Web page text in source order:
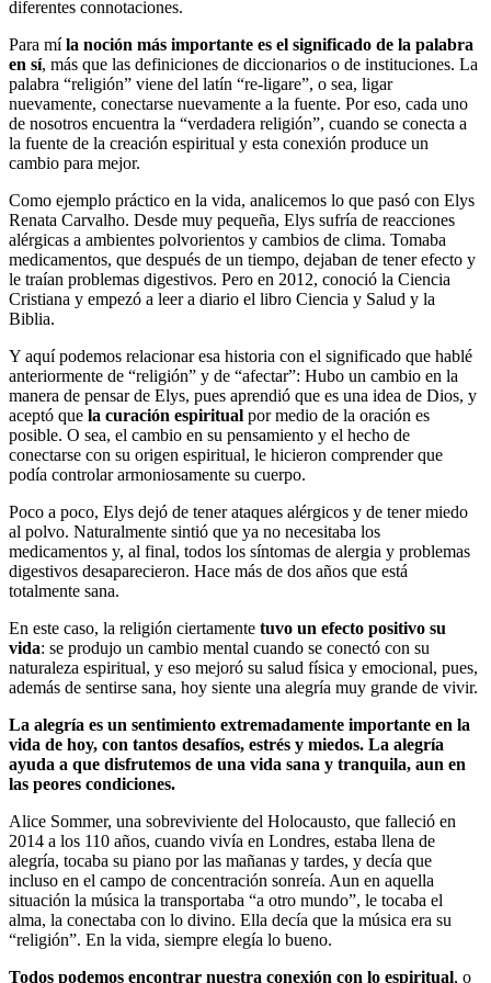
diferentes connotaciones.
Para míla noción más importante es el significado de la palabra
en sí, más que las definiciones de diccionarios o de instituciones. La
palabra “religión” viene del latín “re-ligare”, o sea, ligar
nuevamente, conectarse nuevamente a la fuente. Por eso, cada uno
de nosotros encuentra la “verdadera religión”, cuando se conecta a
la fuente de la creación espiritual y esta conexión produce un
cambio para mejor.
Como ejemplo práctico en la vida, analicemos lo que pasó con Elys
Renata Carvalho. Desde muy pequeña, Elys sufría de reacciones
alérgicas a ambientes polvorientos y cambios de clima. Tomaba
medicamentos, que después de un tiempo, dejaban de tener efecto y
le traían problemas digestivos. Pero en 2012, conoció la Ciencia
Cristiana y empezó a leer a diario el libro Ciencia y Salud y la
Biblia.
Y aquí podemos relacionar esa historia con el significado que hablé
anteriormente de “religión” y de “afectar”: Hubo un cambio en la
manera de pensar de Elys, pues aprendió que es una idea de Dios, y
aceptó que la curación espiritual por medio de la oración es
posible. O sea, el cambio en su pensamiento y el hecho de
conectarse con su origen espiritual, le hicieron comprender que
podía controlar armoniosamente su cuerpo.
Poco a poco, Elys dejó de tener ataques alérgicos y de tener miedo
al polvo. Naturalmente sintió que ya no necesitaba los
medicamentos y, al final, todos los síntomas de alergia y problemas
digestivos desaparecieron. Hace más de dos años que está
totalmente sana.
En este caso, la religión ciertamente tuvo un efecto positivo su
vida: se produjo un cambio mental cuando se conectó con su
naturaleza espiritual, y eso mejoró su salud física y emocional, pues,
además de sentirse sana, hoy siente una alegría muy grande de vivir.
La alegría es un sentimiento extremadamente importante en la
vida de hoy, con tantos desafíos, estrés y miedos. La alegría
ayuda a que disfrutemos de una vida sana y tranquila, aun en
las peores condiciones.
Alice Sommer, una sobreviviente del Holocausto, que falleció en
2014 a los 110 años, cuando vivía en Londres, estaba llena de
alegría, tocaba su piano por las mañanas y tardes, y decía que
incluso en el campo de concentración sonreía. Aun en aquella
situación la música la transportaba “a otro mundo”, le tocaba el
alma, la conectaba con lo divino. Ella decía que la música era su
“religión”. En la vida, siempre elegía lo bueno.
Todos podemos encontrar nuestra conexión con lo espiritual, o